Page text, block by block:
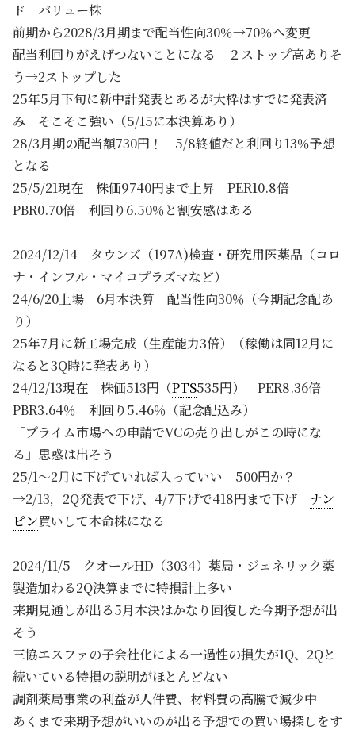
ド バリュー株
前期から2028/3月期まで配当性向30％→70％へ変更
配当利回りがえげつないことになる ２ストップ高ありそ
う→2ストップした
25年5月下旬に新中計発表とあるが大枠はすでに発表済
み そこそこ強い（5/15に本決算あり）
28/3月期の配当額730円！ 5/8終値だと利回り13％予想
となる
25/5/21現在 株価9740円まで上昇 PER10.8倍
PBR0.70倍 利回り6.50％と割安感はある
2024/12/14 タウンズ（197A)検査・研究用医薬品（コロ
ナ・インフル・マイコプラズマなど）
24/6/20上場 6月本決算 配当性向30％（今期記念配あ
り）
25年7月に新工場完成（生産能力3倍）（稼働は同12月に
なると3Q時に発表あり）
24/12/13現在 株価513円（PTS535円） PER8.36倍
PBR3.64％ 利回り5.46％（記念配込み）
「プライム市場への申請でVCの売り出しがこの時にな
る」思惑は出そう
25/1～2月に下げていれば入っていい 500円か？
→2/13，2Q発表で下げ、4/7下げで418円まで下げ ナン
ピン買いして本命株になる
2024/11/5 クオールHD（3034）薬局・ジェネリック薬
製造加わる2Q決算までに特損計上多い
来期見通しが出る5月本決はかなり回復した今期予想が出
そう
三協エスファの子会社化による一過性の損失が1Q、2Qと
続いている特損の説明がほとんどない
調剤薬局事業の利益が人件費、材料費の高騰で減少中
あくまで来期予想がいいのが出る予想での買い場探しをす